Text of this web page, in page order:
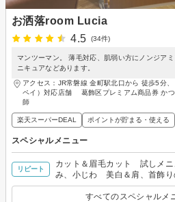
お洒落room Lucia
4.5
(34件)
マンツーマン。 薄毛対応、肌弱い方にノンジア
ニキュアなどあります。
アクセス：JR常磐線 金町駅北口から 徒歩5分
ペイ）対応店舗 葛飾区プレミアム商品券 か
師
楽天スーパーDEAL ポイントが貯まる・使える
スペシャルメニュー
リピート
カット＆眉毛カット 試しメ
み、小じわ 美白＆肩、首飾り
すべてのスペシャルメ